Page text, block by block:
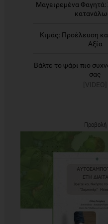
Μαγειρεμένα Φαγητά:
Κιμάς: Προέλευση
Αξία
Βάλτε το ψάρι πιο
σας
[VIDEO]
Προβολή